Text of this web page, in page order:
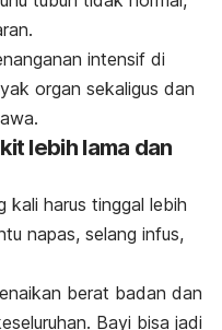
intensif di
organ sekaligus dan
lebih lama dan
kali harus tinggal lebih
napas, selang infus,
berat badan dan
Bayi bisa jadi